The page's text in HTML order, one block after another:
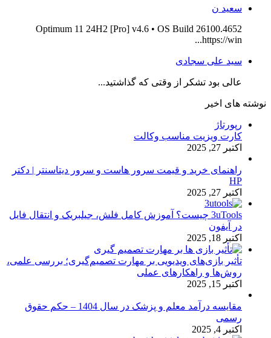
سعید ن
Optimum 11 24H2 [Pro] v4.6 • OS Build 26100.4652
https://win...
سید علی سجادی
عالی بود تشکر از وقتی که گذاشتید...
نوشته های اخیر
رپورتاژ
کارت ویزیت مناسب وکالت
اکتبر 27, 2025
راهنمای خرید و قیمت سرور هاست و سرور دیتاسنتر | دکتر
HP
اکتبر 27, 2025
3uTools چیست؟ آموزش کامل فلش، جیلبریک و انتقال فایل
در آیفون
اکتبر 18, 2025
تأثیر بازی‌های ویدیویی بر مهارت تصمیم‌گیری؛ بررسی علمی،
روش‌ها و راهکارهای عملی
اکتبر 15, 2025
مقایسه درآمد معلم و پزشک در سال 1404 – حکم حقوق
رسمی
اکتبر 4, 2025